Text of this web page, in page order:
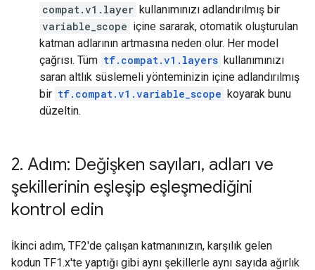
compat.v1.layer kullanımınızı adlandırılmış bir
variable_scope içine sararak, otomatik oluşturulan
katman adlarının artmasına neden olur. Her model
çağrısı. Tüm tf.compat.v1.layers kullanımınızı
saran altlık süslemeli yönteminizin içine adlandırılmış
bir tf.compat.v1.variable_scope koyarak bunu
düzeltin.
2. Adım: Değişken sayıları, adları ve
şekillerinin eşleşip eşleşmediğini
kontrol edin
İkinci adım, TF2'de çalışan katmanınızın, karşılık gelen
kodun TF1.x'te yaptığı gibi aynı şekillerle aynı sayıda ağırlık